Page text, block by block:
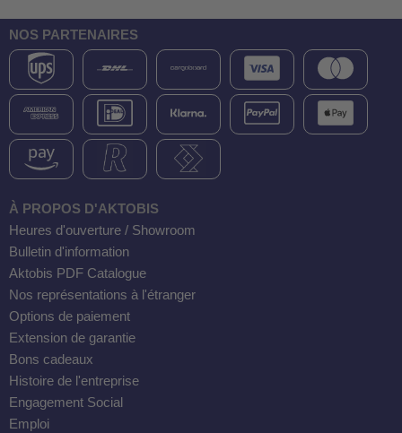
NOS PARTENAIRES
À PROPOS D'AKTOBIS
Heures d'ouverture / Showroom
Bulletin d'information
Aktobis PDF Catalogue
Nos représentations à l'étranger
Options de paiement
Extension de garantie
Bons cadeaux
Histoire de l'entreprise
Engagement Social
Emploi